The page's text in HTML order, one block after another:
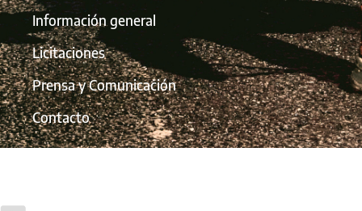
Información general
Licitaciones
Prensa y Comunicación
Contacto